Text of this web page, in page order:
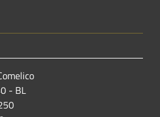
- BL